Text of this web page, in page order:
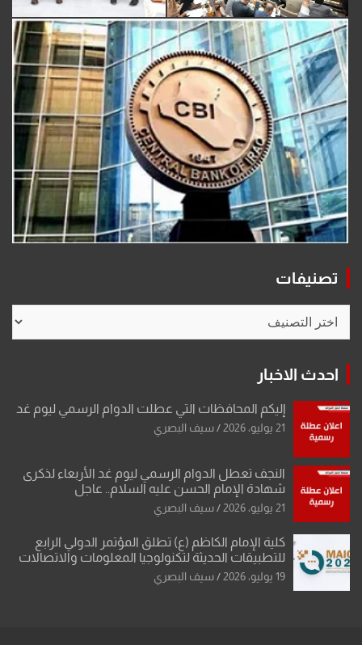
تصنيفات
احدث الاخبار
إليكم المحافظات التي عطلت الدوام الرسمي ليوم غد
21 يوليو، 2026 سيف البصري
النجف تعطل الدوام الرسمي ليوم غد الأربعاء لذكرى
شهادة الإمام الحسن عليه السلام.. عاجل
21 يوليو، 2026 سيف البصري
كلية الإمام الكاظم (ع) تطلق المؤتمر الدولي الرابع
للتطبيقات الحديثة لتكنولوجيا المعلومات والاتصالات
19 يوليو، 2026 سيف البصري